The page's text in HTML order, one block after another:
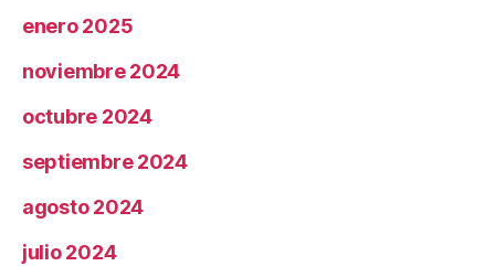
enero 2025
noviembre 2024
octubre 2024
septiembre 2024
agosto 2024
julio 2024